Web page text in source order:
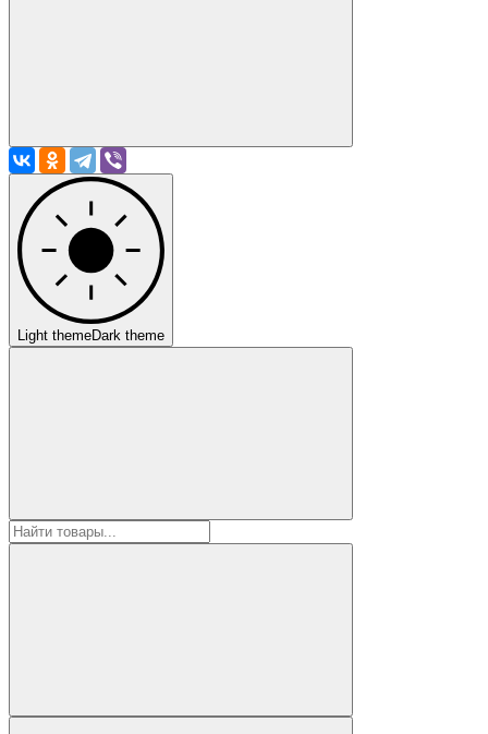
Light themeDark theme